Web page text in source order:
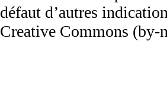
défaut d’autres
Creative Commons (by-